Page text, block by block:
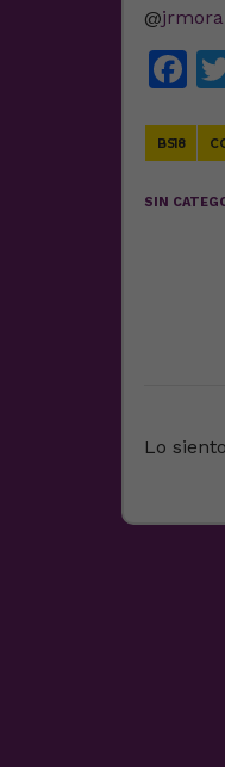
@jrmora
BS18
SIN
Lo